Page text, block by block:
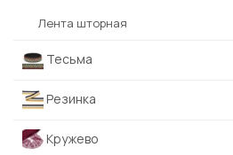
Лента шторная
Тесьма
Резинка
Кружево